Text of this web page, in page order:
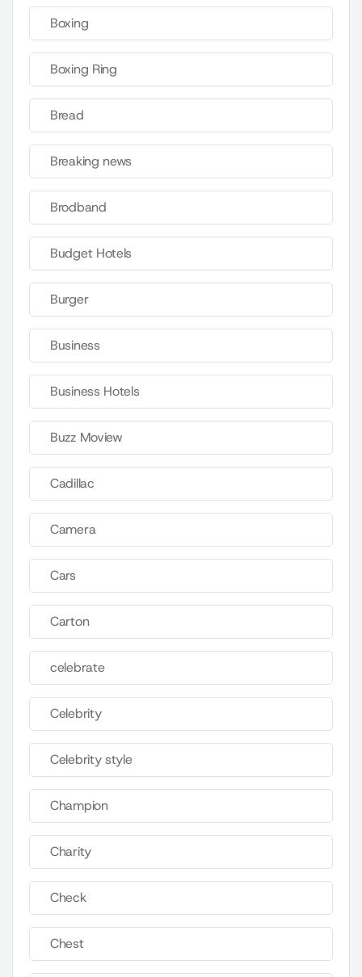
Boxing
Boxing Ring
Bread
Breaking news
Brodband
Budget Hotels
Burger
Business
Business Hotels
Buzz Moview
Cadillac
Camera
Cars
Carton
celebrate
Celebrity
Celebrity style
Champion
Charity
Check
Chest